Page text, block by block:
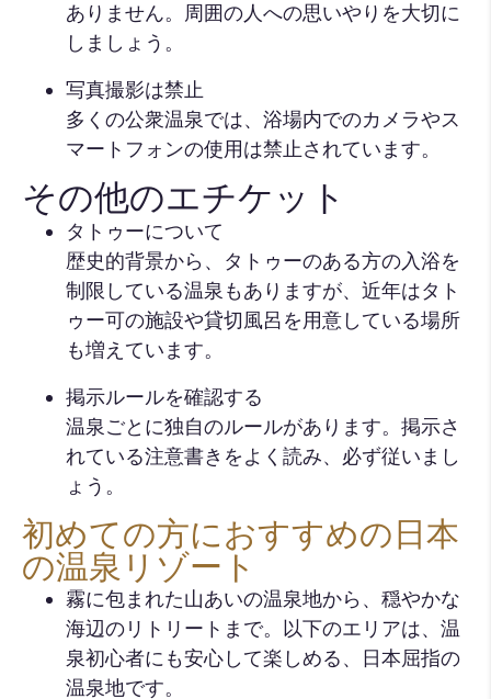
ありません。周囲の人への思いやりを大切に
しましょう。
写真撮影は禁止
多くの公衆温泉では、浴場内でのカメラやス
マートフォンの使用は禁止されています。
その他のエチケット
タトゥーについて
歴史的背景から、タトゥーのある方の入浴を
制限している温泉もありますが、近年はタト
ゥー可の施設や貸切風呂を用意している場所
も増えています。
掲示ルールを確認する
温泉ごとに独自のルールがあります。掲示さ
れている注意書きをよく読み、必ず従いまし
ょう。
初めての方におすすめの日本
の温泉リゾート
霧に包まれた山あいの温泉地から、穏やかな
海辺のリトリートまで。以下のエリアは、温
泉初心者にも安心して楽しめる、日本屈指の
温泉地です。